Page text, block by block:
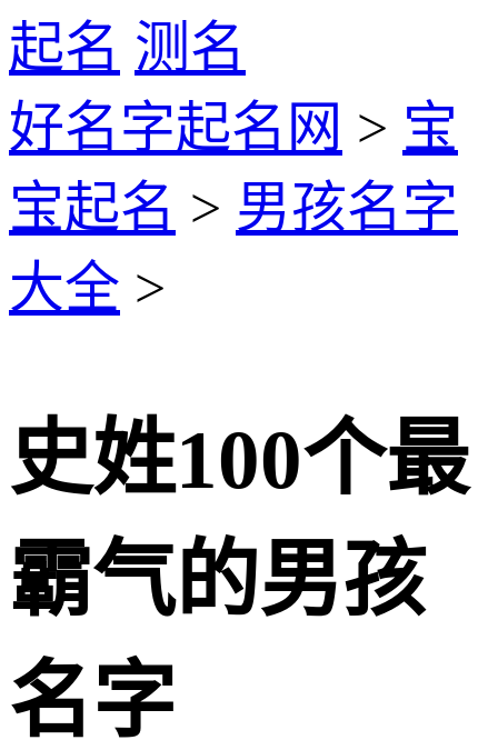
起名 测名
好名字起名网 > 宝
宝起名 > 男孩名字
大全 >
史姓100个最
霸气的男孩
名字